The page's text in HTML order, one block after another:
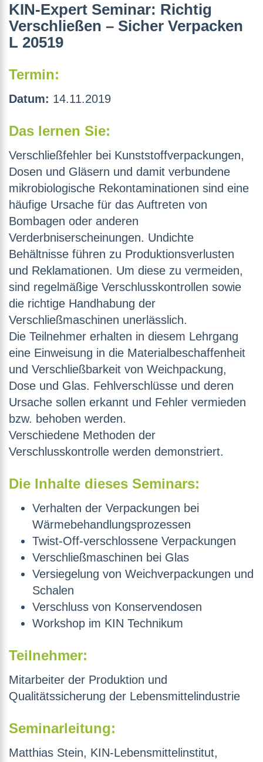
KIN-Expert Seminar: Richtig
Verschließen – Sicher Verpacken
L 20519
Termin:
Datum: 14.11.2019
Das lernen Sie:
Verschließfehler bei Kunststoffverpackungen,
Dosen und Gläsern und damit verbundene
mikrobiologische Rekontaminationen sind eine
häufige Ursache für das Auftreten von
Bombagen oder anderen
Verderbniserscheinungen. Undichte
Behältnisse führen zu Produktionsverlusten
und Reklamationen. Um diese zu vermeiden,
sind regelmäßige Verschlusskontrollen sowie
die richtige Handhabung der
Verschließmaschinen unerlässlich.
Die Teilnehmer erhalten in diesem Lehrgang
eine Einweisung in die Materialbeschaffenheit
und Verschließbarkeit von Weichpackung,
Dose und Glas. Fehlverschlüsse und deren
Ursache sollen erkannt und Fehler vermieden
bzw. behoben werden.
Verschiedene Methoden der
Verschlusskontrolle werden demonstriert.
Die Inhalte dieses Seminars:
Verhalten der Verpackungen bei
Wärmebehandlungsprozessen
Twist-Off-verschlossene Verpackungen
Verschließmaschinen bei Glas
Versiegelung von Weichverpackungen und
Schalen
Verschluss von Konservendosen
Workshop im KIN Technikum
Teilnehmer:
Mitarbeiter der Produktion und
Qualitätssicherung der Lebensmittelindustrie
Seminarleitung:
Matthias Stein, KIN-Lebensmittelinstitut,